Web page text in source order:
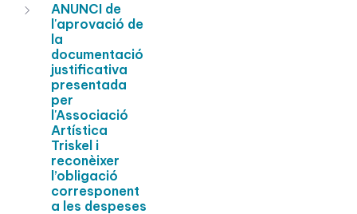
ANUNCI de
l'aprovació de
la
documentació
justificativa
presentada
per
l'Associació
Artística
Triskel i
reconèixer
l’obligació
corresponent
a les despeses